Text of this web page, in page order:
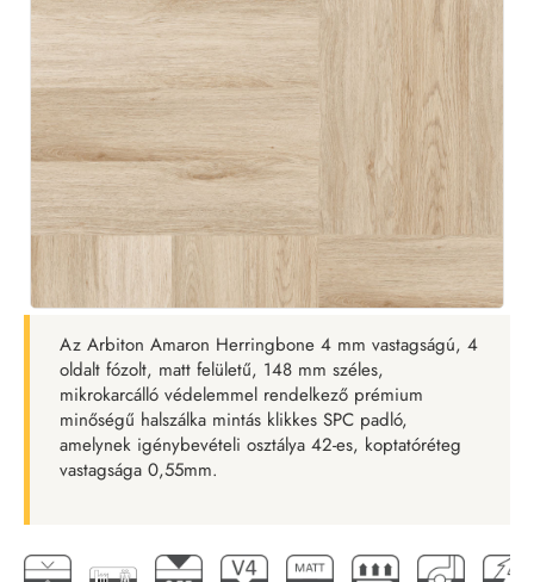
Az Arbiton Amaron Herringbone 4 mm vastagságú, 4
oldalt fózolt, matt felületű, 148 mm széles,
mikrokarcálló védelemmel rendelkező prémium
minőségű halszálka mintás klikkes SPC padló,
amelynek igénybevételi osztálya 42-es, koptatóréteg
vastagsága 0,55mm.